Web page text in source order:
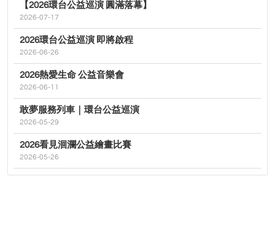
【2026環台公益巡演 圓滿落幕】
2026-07-17
2026環台公益巡演 即將啟程
2026-06-26
2026熱愛生命 公益音樂會
2026-06-11
敢夢服務列車｜環台公益巡演
2026-05-29
2026看見洄瀾公益繪畫比賽
2026-05-26